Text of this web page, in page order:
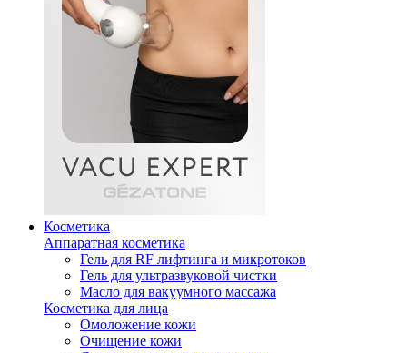
Косметика
Аппаратная косметика
Гель для RF лифтинга и микротоков
Гель для ультразвуковой чистки
Масло для вакуумного массажа
Косметика для лица
Омоложение кожи
Очищение кожи